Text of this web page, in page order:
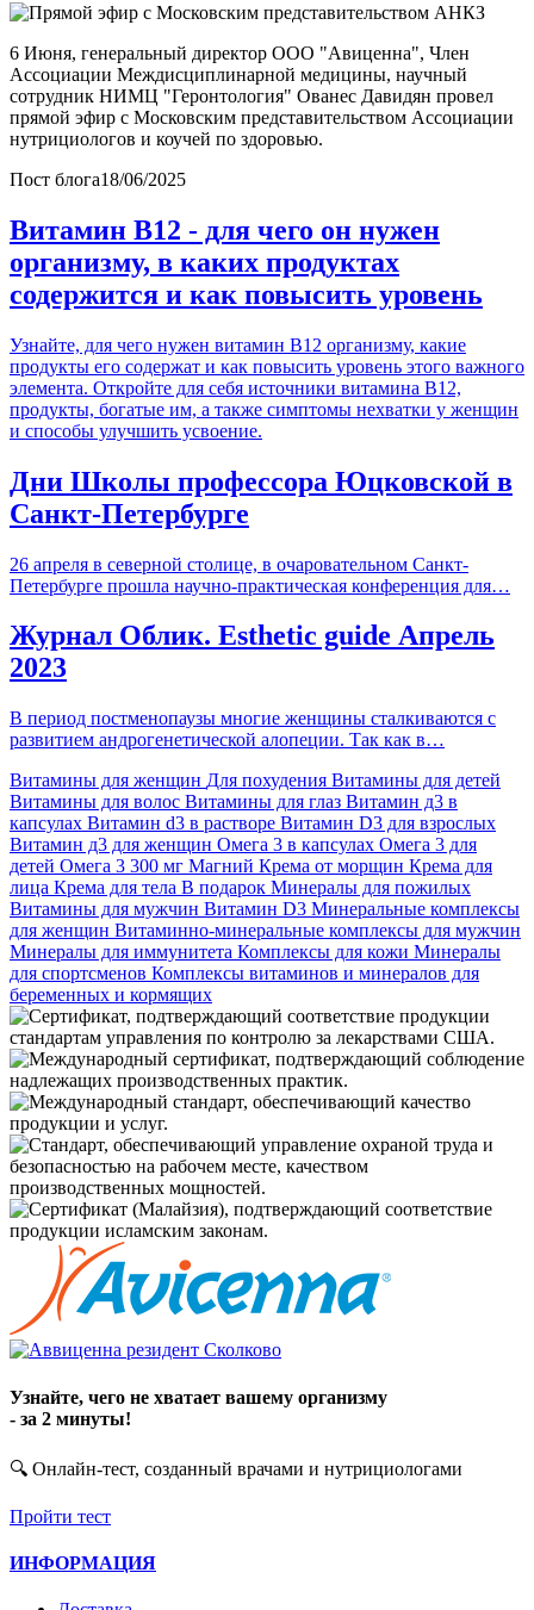
6 Июня, генеральный директор ООО "Авиценна", Член
Ассоциации Междисциплинарной медицины, научный
сотрудник НИМЦ "Геронтология" Ованес Давидян провел
прямой эфир с Московским представительством Ассоциации
нутрициологов и коучей по здоровью.
Пост блога18/06/2025
Витамин B12 - для чего он нужен
организму, в каких продуктах
содержится и как повысить уровень
Узнайте, для чего нужен витамин B12 организму, какие
продукты его содержат и как повысить уровень этого важного
элемента. Откройте для себя источники витамина B12,
продукты, богатые им, а также симптомы нехватки у женщин
и способы улучшить усвоение.
Дни Школы профессора Юцковской в
Санкт-Петербурге
26 апреля в северной столице, в очаровательном Санкт-
Петербурге прошла научно-практическая конференция для…
Журнал Облик. Esthetic guide Апрель
2023
В период постменопаузы многие женщины сталкиваются с
развитием андрогенетической алопеции. Так как в…
Витамины для женщин Для похудения Витамины для детей
Витамины для волос Витамины для глаз Витамин д3 в
капсулах Витамин d3 в растворе Витамин D3 для взрослых
Витамин д3 для женщин Омега 3 в капсулах Омега 3 для
детей Омега 3 300 мг Магний Крема от морщин Крема для
лица Крема для тела В подарок Минералы для пожилых
Витамины для мужчин Витамин D3 Минеральные комплексы
для женщин Витаминно-минеральные комплексы для мужчин
Минералы для иммунитета Комплексы для кожи Минералы
для спортсменов Комплексы витаминов и минералов для
беременных и кормящих
Узнайте, чего не хватает вашему организму
- за 2 минуты!
🔍 Онлайн-тест, созданный врачами и нутрициологами
Пройти тест
ИНФОРМАЦИЯ